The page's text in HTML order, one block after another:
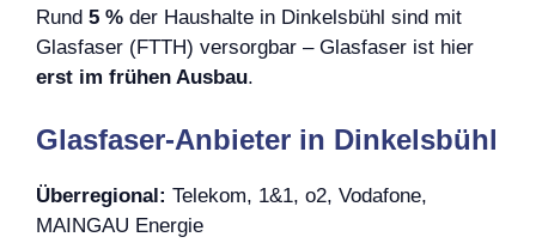
Rund 5 % der Haushalte in Dinkelsbühl sind mit
Glasfaser (FTTH) versorgbar – Glasfaser ist hier
erst im frühen Ausbau.
Glasfaser-Anbieter in Dinkelsbühl
Überregional: Telekom, 1&1, o2, Vodafone,
MAINGAU Energie